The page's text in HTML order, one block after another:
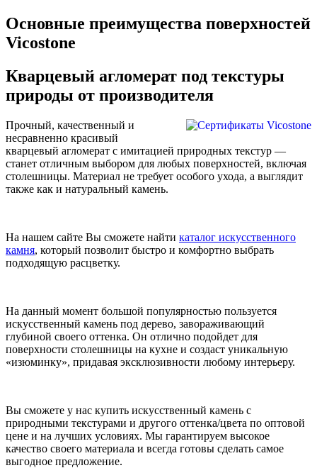
Основные преимущества поверхностей
Vicostone
Кварцевый агломерат под текстуры
природы от производителя
Прочный, качественный и
несравненно красивый
кварцевый агломерат с имитацией природных текстур —
станет отличным выбором для любых поверхностей, включая
столешницы. Материал не требует особого ухода, а выглядит
также как и натуральный камень.
На нашем сайте Вы сможете найти каталог искусственного
камня, который позволит быстро и комфортно выбрать
подходящую расцветку.
На данный момент большой популярностью пользуется
искусственный камень под дерево, завораживающий
глубиной своего оттенка. Он отлично подойдет для
поверхности столешницы на кухне и создаст уникальную
«изюминку», придавая эксклюзивности любому интерьеру.
Вы сможете у нас купить искусственный камень с
природными текстурами и другого оттенка/цвета по оптовой
цене и на лучших условиях. Мы гарантируем высокое
качество своего материала и всегда готовы сделать самое
выгодное предложение.